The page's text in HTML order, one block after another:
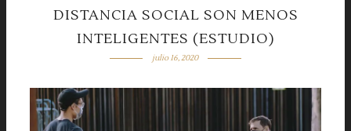
DISTANCIA SOCIAL SON MENOS
INTELIGENTES (ESTUDIO)
julio 16, 2020